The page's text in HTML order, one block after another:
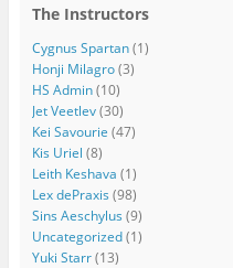
The Instructors
Cygnus Spartan(1)
Honji Milagro(3)
HS Admin(10)
Jet Veetlev(30)
Kei Savourie (47)
Kis Uriel (8)
Leith Keshava (1)
Lex dePraxis (98)
Sins Aeschylus (9)
Uncategorized(1)
Yuki Starr(13)